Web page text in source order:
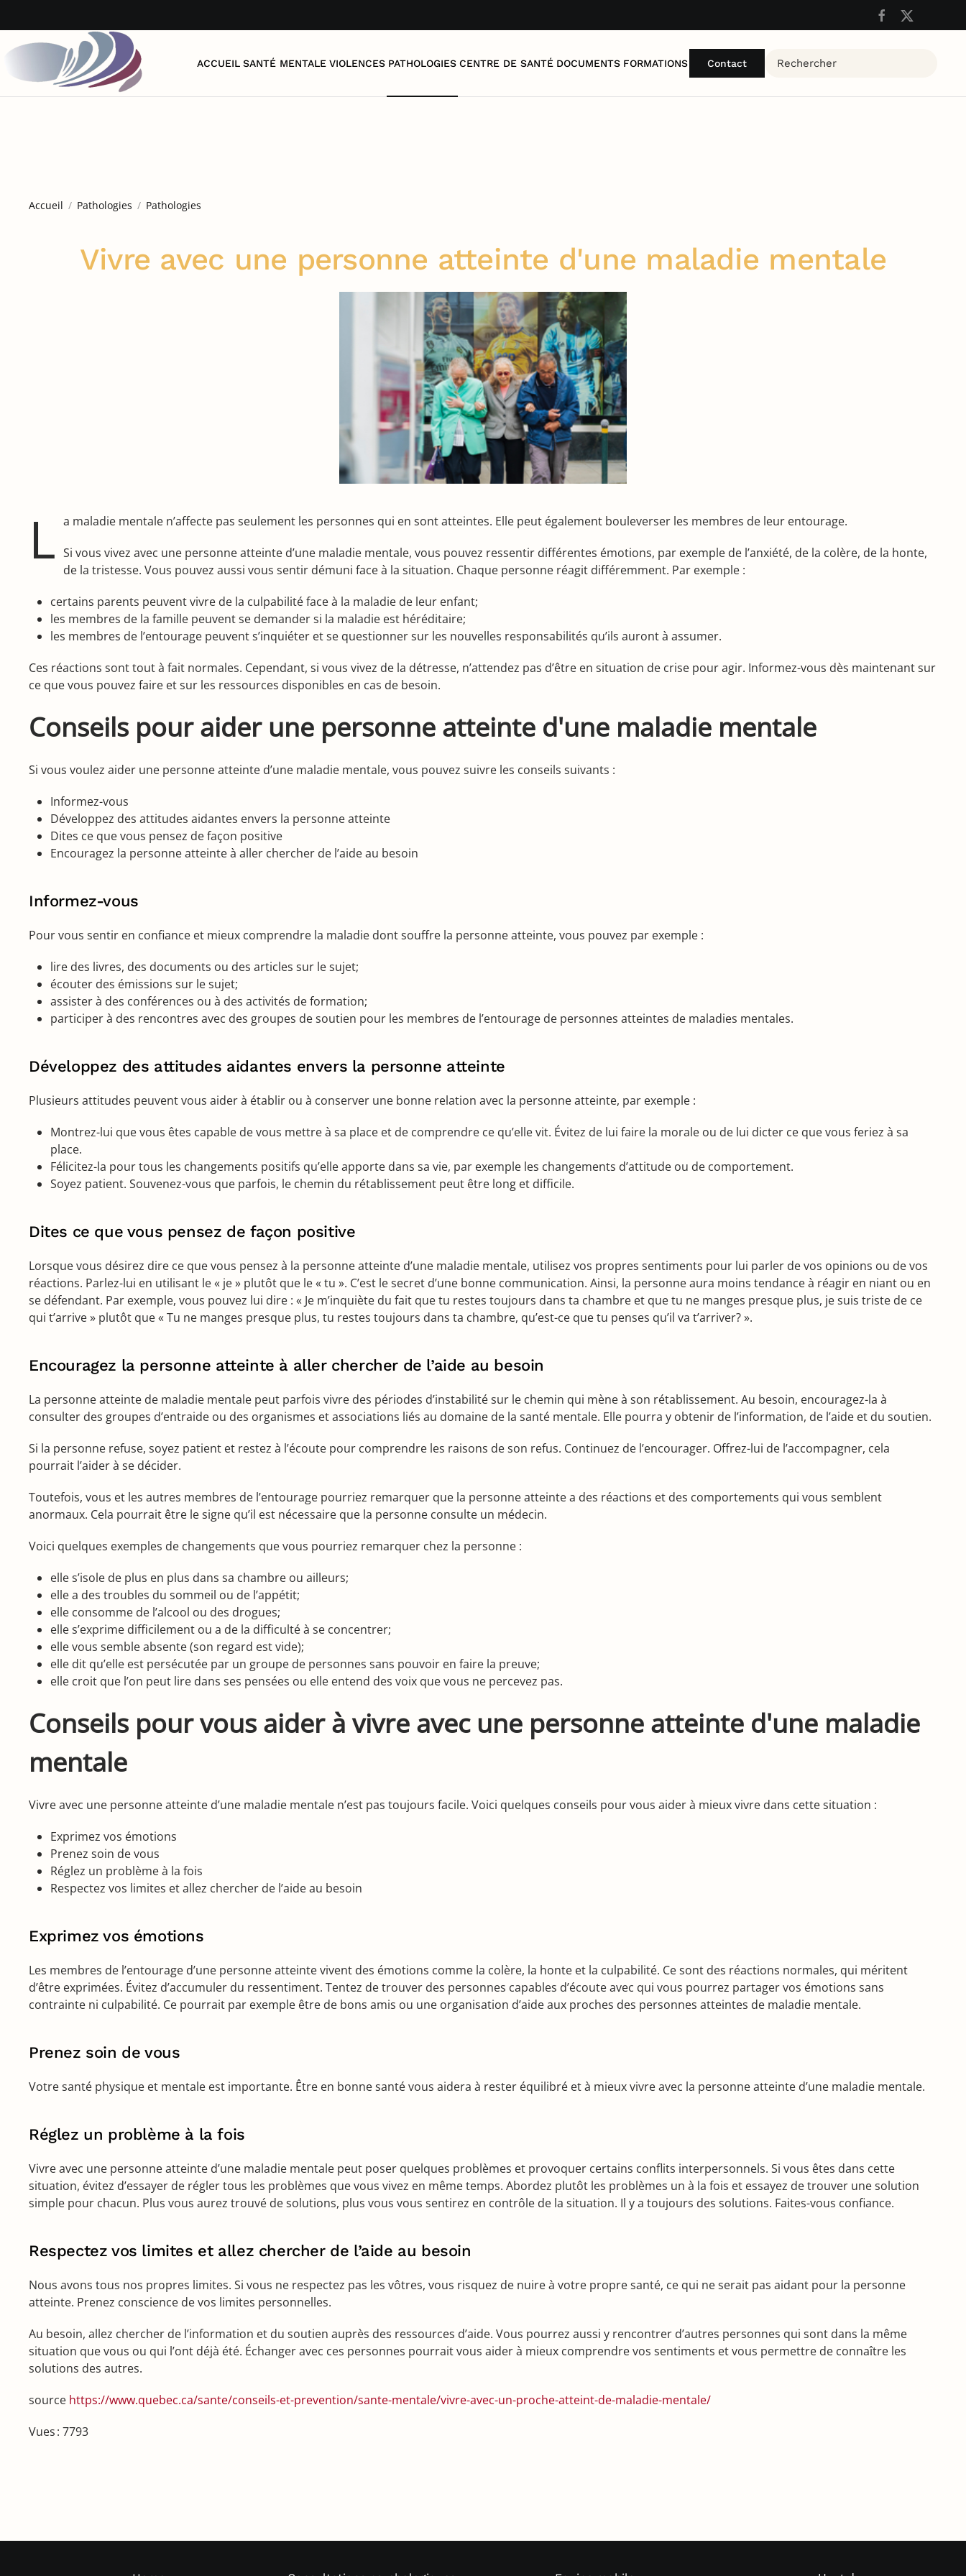
Accéder au contenu principal
ACCUEIL SANTÉ MENTALE VIOLENCES PATHOLOGIES CENTRE DE SANTÉ DOCUMENTS FORMATIONS Contact
Accueil Pathologies Pathologies
Vivre avec une personne atteinte d'une maladie mentale
L a maladie mentale n’affecte pas seulement les personnes qui en sont atteintes. Elle peut également bouleverser les membres de leur entourage.
Si vous vivez avec une personne atteinte d’une maladie mentale, vous pouvez ressentir différentes émotions, par exemple de l’anxiété, de la colère, de la honte,
de la tristesse. Vous pouvez aussi vous sentir démuni face à la situation. Chaque personne réagit différemment. Par exemple :
certains parents peuvent vivre de la culpabilité face à la maladie de leur enfant;
les membres de la famille peuvent se demander si la maladie est héréditaire;
les membres de l’entourage peuvent s’inquiéter et se questionner sur les nouvelles responsabilités qu’ils auront à assumer.
Ces réactions sont tout à fait normales. Cependant, si vous vivez de la détresse, n’attendez pas d’être en situation de crise pour agir. Informez-vous dès maintenant sur
ce que vous pouvez faire et sur les ressources disponibles en cas de besoin.
Conseils pour aider une personne atteinte d'une maladie mentale
Si vous voulez aider une personne atteinte d’une maladie mentale, vous pouvez suivre les conseils suivants :
Informez-vous
Développez des attitudes aidantes envers la personne atteinte
Dites ce que vous pensez de façon positive
Encouragez la personne atteinte à aller chercher de l’aide au besoin
Informez-vous
Pour vous sentir en confiance et mieux comprendre la maladie dont souffre la personne atteinte, vous pouvez par exemple :
lire des livres, des documents ou des articles sur le sujet;
écouter des émissions sur le sujet;
assister à des conférences ou à des activités de formation;
participer à des rencontres avec des groupes de soutien pour les membres de l’entourage de personnes atteintes de maladies mentales.
Développez des attitudes aidantes envers la personne atteinte
Plusieurs attitudes peuvent vous aider à établir ou à conserver une bonne relation avec la personne atteinte, par exemple :
Montrez-lui que vous êtes capable de vous mettre à sa place et de comprendre ce qu’elle vit. Évitez de lui faire la morale ou de lui dicter ce que vous feriez à sa
place.
Félicitez-la pour tous les changements positifs qu’elle apporte dans sa vie, par exemple les changements d’attitude ou de comportement.
Soyez patient. Souvenez-vous que parfois, le chemin du rétablissement peut être long et difficile.
Dites ce que vous pensez de façon positive
Lorsque vous désirez dire ce que vous pensez à la personne atteinte d’une maladie mentale, utilisez vos propres sentiments pour lui parler de vos opinions ou de vos
réactions. Parlez-lui en utilisant le « je » plutôt que le « tu ». C’est le secret d’une bonne communication. Ainsi, la personne aura moins tendance à réagir en niant ou en
se défendant. Par exemple, vous pouvez lui dire : « Je m’inquiète du fait que tu restes toujours dans ta chambre et que tu ne manges presque plus, je suis triste de ce
qui t’arrive » plutôt que « Tu ne manges presque plus, tu restes toujours dans ta chambre, qu’est-ce que tu penses qu’il va t’arriver? ».
Encouragez la personne atteinte à aller chercher de l’aide au besoin
La personne atteinte de maladie mentale peut parfois vivre des périodes d’instabilité sur le chemin qui mène à son rétablissement. Au besoin, encouragez-la à
consulter des groupes d’entraide ou des organismes et associations liés au domaine de la santé mentale. Elle pourra y obtenir de l’information, de l’aide et du soutien.
Si la personne refuse, soyez patient et restez à l’écoute pour comprendre les raisons de son refus. Continuez de l’encourager. Offrez-lui de l’accompagner, cela
pourrait l’aider à se décider.
Toutefois, vous et les autres membres de l’entourage pourriez remarquer que la personne atteinte a des réactions et des comportements qui vous semblent
anormaux. Cela pourrait être le signe qu’il est nécessaire que la personne consulte un médecin.
Voici quelques exemples de changements que vous pourriez remarquer chez la personne :
elle s’isole de plus en plus dans sa chambre ou ailleurs;
elle a des troubles du sommeil ou de l’appétit;
elle consomme de l’alcool ou des drogues;
elle s’exprime difficilement ou a de la difficulté à se concentrer;
elle vous semble absente (son regard est vide);
elle dit qu’elle est persécutée par un groupe de personnes sans pouvoir en faire la preuve;
elle croit que l’on peut lire dans ses pensées ou elle entend des voix que vous ne percevez pas.
Conseils pour vous aider à vivre avec une personne atteinte d'une maladie
mentale
Vivre avec une personne atteinte d’une maladie mentale n’est pas toujours facile. Voici quelques conseils pour vous aider à mieux vivre dans cette situation :
Exprimez vos émotions
Prenez soin de vous
Réglez un problème à la fois
Respectez vos limites et allez chercher de l’aide au besoin
Exprimez vos émotions
Les membres de l’entourage d’une personne atteinte vivent des émotions comme la colère, la honte et la culpabilité. Ce sont des réactions normales, qui méritent
d’être exprimées. Évitez d’accumuler du ressentiment. Tentez de trouver des personnes capables d’écoute avec qui vous pourrez partager vos émotions sans
contrainte ni culpabilité. Ce pourrait par exemple être de bons amis ou une organisation d’aide aux proches des personnes atteintes de maladie mentale.
Prenez soin de vous
Votre santé physique et mentale est importante. Être en bonne santé vous aidera à rester équilibré et à mieux vivre avec la personne atteinte d’une maladie mentale.
Réglez un problème à la fois
Vivre avec une personne atteinte d’une maladie mentale peut poser quelques problèmes et provoquer certains conflits interpersonnels. Si vous êtes dans cette
situation, évitez d’essayer de régler tous les problèmes que vous vivez en même temps. Abordez plutôt les problèmes un à la fois et essayez de trouver une solution
simple pour chacun. Plus vous aurez trouvé de solutions, plus vous vous sentirez en contrôle de la situation. Il y a toujours des solutions. Faites-vous confiance.
Respectez vos limites et allez chercher de l’aide au besoin
Nous avons tous nos propres limites. Si vous ne respectez pas les vôtres, vous risquez de nuire à votre propre santé, ce qui ne serait pas aidant pour la personne
atteinte. Prenez conscience de vos limites personnelles.
Au besoin, allez chercher de l’information et du soutien auprès des ressources d’aide. Vous pourrez aussi y rencontrer d’autres personnes qui sont dans la même
situation que vous ou qui l’ont déjà été. Échanger avec ces personnes pourrait vous aider à mieux comprendre vos sentiments et vous permettre de connaître les
solutions des autres.
source https://www.quebec.ca/sante/conseils-et-prevention/sante-mentale/vivre-avec-un-proche-atteint-de-maladie-mentale/
Vues : 7793